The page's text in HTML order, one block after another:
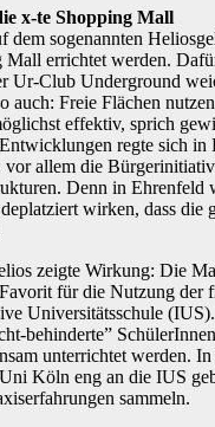
x-te Shopping Mall
dem sogenannten
Mall errichtet werden.
Ur-Club Underground
auch: Freie Flächen
effektiv, sprich
regte sich in
vor allem die
Denn in Ehrenfeld
wirken, dass die
zeigte Wirkung: Die
für die Nutzung der
Universitätsschule
behinderte”
unterrichtet werden.
Köln eng an die IUS
sammeln.